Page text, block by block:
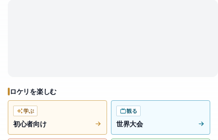
ロケリを楽しむ
学ぶ
初心者向け
観る
世界大会